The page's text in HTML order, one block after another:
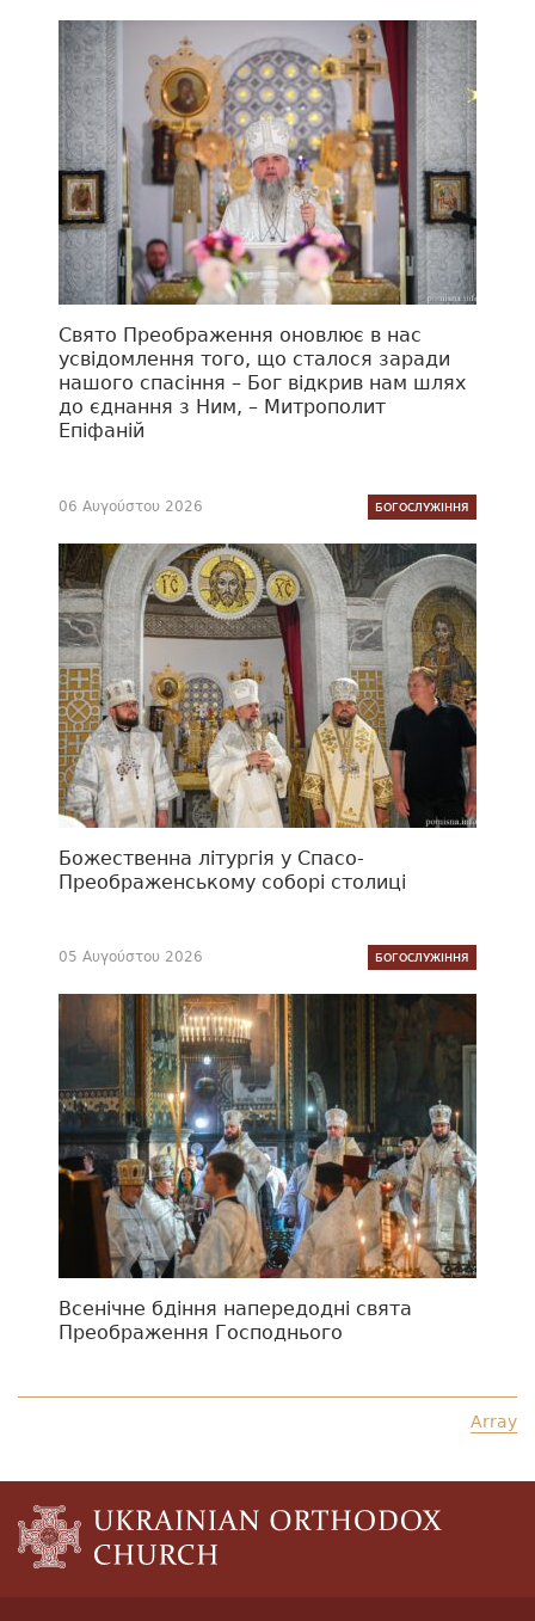
Свято Преображення оновлює в нас
усвідомлення того, що сталося заради
нашого спасіння – Бог відкрив нам шлях
до єднання з Ним, – Митрополит
Епіфаній
06 Αυγούστου 2026 БОГОСЛУЖІННЯ
Божественна літургія у Спасо-
Преображенському соборі столиці
05 Αυγούστου 2026 БОГОСЛУЖІННЯ
Всенічне бдіння напередодні свята
Преображення Господнього
Array